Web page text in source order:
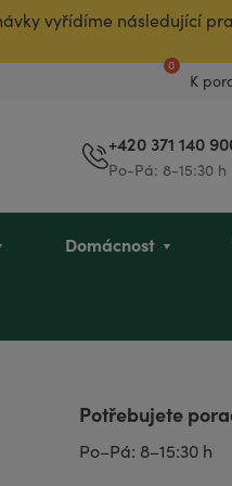
vyřídíme následující
0
K
+420 371 140
Po-Pá: 8-15:30 h
chlapce
Domácnost
Potřebujete
Po–Pá: 8–15:30 h